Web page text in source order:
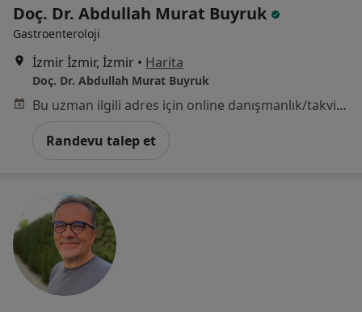
Doç. Dr. Abdullah Murat Buyruk
Gastroenteroloji
İzmir İzmir, İzmir • Harita
Doç. Dr. Abdullah Murat Buyruk
Bu uzman ilgili adres için online danışmanlık/takvim sunmuyor.
Randevu talep et